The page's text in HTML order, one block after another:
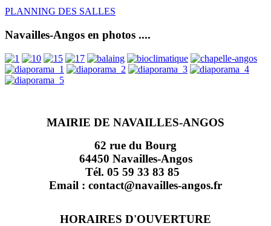
PLANNING DES SALLES
Navailles-Angos en photos ....
MAIRIE DE NAVAILLES-ANGOS
62 rue du Bourg
64450 Navailles-Angos
Tél. 05 59 33 83 85
Email : contact@navailles-angos.fr
HORAIRES D'OUVERTURE